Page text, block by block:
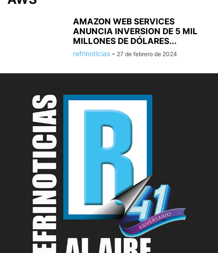
AMAZON WEB SERVICES
ANUNCIA INVERSION DE 5 MIL
MILLONES DE DÓLARES...
refrinoticias - 27 de febrero de 2024